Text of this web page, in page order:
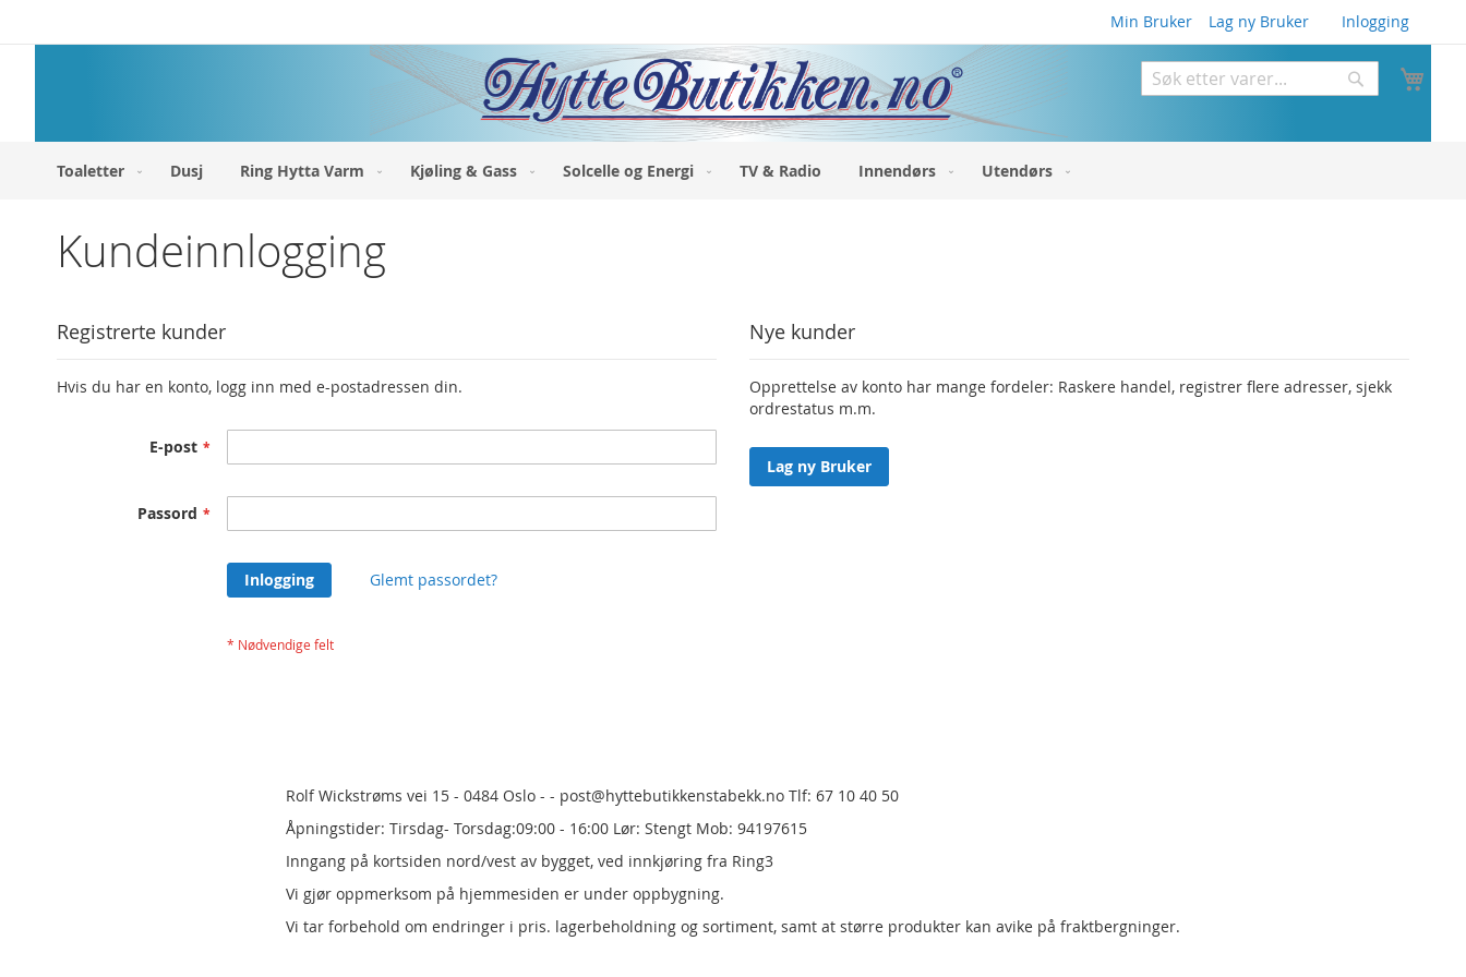
Min Bruker Inlogging
Lag ny Bruker
til
Søk
Toaletter Dusj Ring Hytta Varm Kjøling & Gass Solcelle og Energi TV & Radio Innendørs Utendørs
Kundeinnlogging
Registrerte kunder
Hvis du har en konto, logg inn med e-postadressen din.
E-post
Passord
Inlogging Glemt passordet?
Nye kunder
Opprettelse av konto har mange fordeler: Raskere handel, registrer flere adresser, sjekk
ordrestatus m.m.
Lag ny Bruker
Rolf Wickstrøms vei 15 - 0484 Oslo - - post@hyttebutikkenstabekk.no Tlf: 67 10 40 50
Åpningstider: Tirsdag- Torsdag:09:00 - 16:00 Lør: Stengt Mob: 94197615
Inngang på kortsiden nord/vest av bygget, ved innkjøring fra Ring3
Vi gjør oppmerksom på hjemmesiden er under oppbygning.
Vi tar forbehold om endringer i pris. lagerbeholdning og sortiment, samt at større produkter kan avike på fraktbergninger.